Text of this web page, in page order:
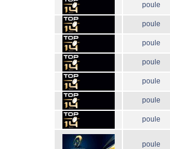
poule
poule
poule
poule
poule
poule
poule
poule